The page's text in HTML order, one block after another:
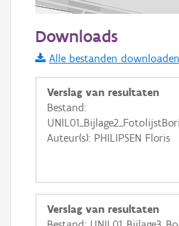
Informatie Vlaanderen
i
+ −
Downloads
Alle bestanden downloaden
Verslag van resultaten
Bestand:
Auteur(s): PHILIPSEN Floris
Verslag van resultaten